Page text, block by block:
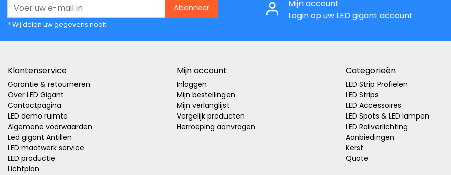
Abonneer
* Wij delen uw gegevens nooit
Mijn account
Login op uw LED gigant account
Klantenservice
Garantie & retourneren
Over LED Gigant
Contactpagina
LED demo ruimte
Algemene voorwaarden
Led gigant Antillen
LED maatwerk service
LED productie
Lichtplan
Mijn account
Inloggen
Mijn bestellingen
Mijn verlanglijst
Vergelijk producten
Herroeping aanvragen
Categorieën
LED Strip Profielen
LED Strips
LED Accessoires
LED Spots & LED lampen
LED Railverlichting
Aanbiedingen
Kerst
Quote